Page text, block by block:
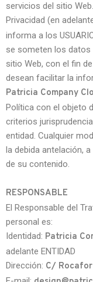
servicios del sitio
Privacidad (en
informa a los
se someten los datos
sitio Web, con el fin
desean facilitar la
Patricia Company
Política con el objeto
criterios
entidad. Cualquier
la debida antelación,
de su contenido.
RESPONSABLE
El Responsable del
personal es:
Identidad: Patricia
adelante ENTIDAD
Dirección: C/